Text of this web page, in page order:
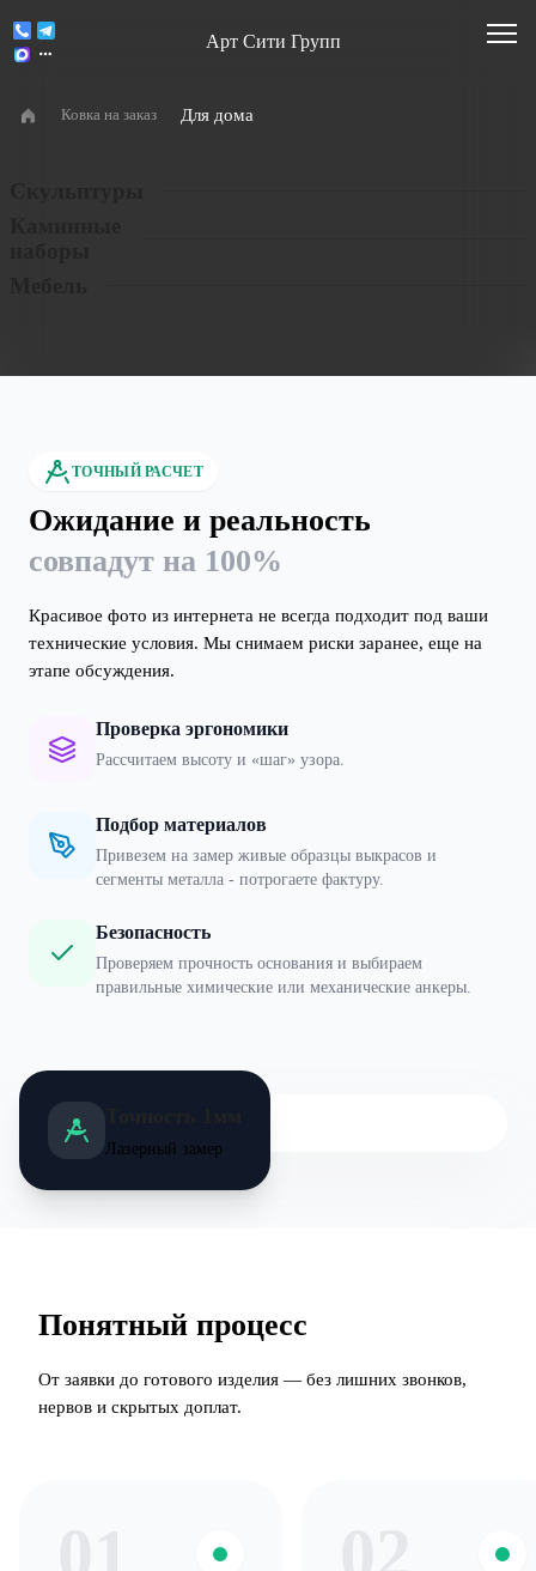
Ковка на заказ Для дома
Арт Сити Групп
ТОЧНЫЙ РАСЧЕТ
Ожидание и реальность
совпадут на 100%
Красивое фото из интернета не всегда подходит под ваши
технические условия. Мы снимаем риски заранее, еще на
этапе обсуждения.
Проверка эргономики
Рассчитаем высоту и «шаг» узора.
Подбор материалов
Привезем на замер живые образцы выкрасов и
сегменты металла - потрогаете фактуру.
Безопасность
Проверяем прочность основания и выбираем
правильные химические или механические анкеры.
Лазерный замер
Понятный процесс
От заявки до готового изделия — без лишних звонков,
нервов и скрытых доплат.